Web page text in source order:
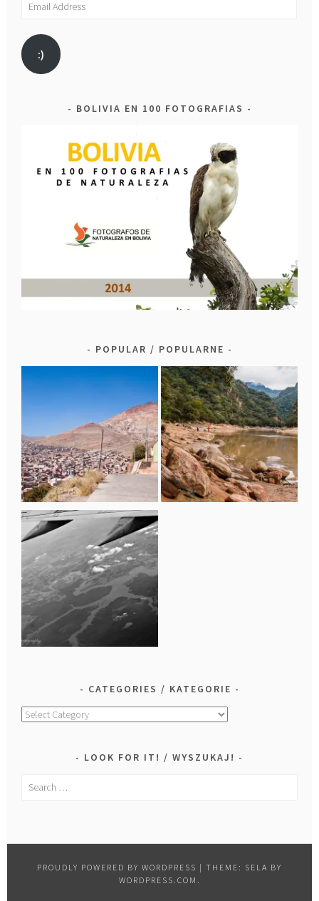
:)
BOLIVIA EN 100 FOTOGRAFIAS
POPULAR / POPULARNE
CATEGORIES / KATEGORIE
Categories
LOOK FOR IT! / WYSZUKAJ!
Search
PROUDLY POWERED BY WORDPRESS | THEME: SELA BY
WORDPRESS.COM